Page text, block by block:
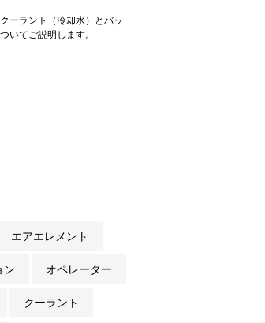
ーラント（冷却水）とバッ
いてご説明します。
エアエレメント
ン オペレーター
クーラント